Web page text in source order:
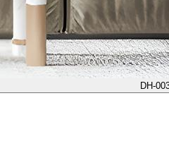
DH-